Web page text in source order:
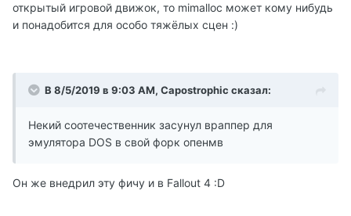
открытый игровой движок, то mimalloc может кому нибудь
и понадобится для особо тяжёлых сцен :)
В 8/5/2019 в 9:03 AM, Capostrophic сказал:
Некий соотечественник засунул враппер для
эмулятора DOS в свой форк опенмв
Он же внедрил эту фичу и в Fallout 4 :D